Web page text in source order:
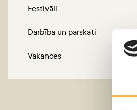
Festivāli
Darbība un pārskati
Vakances